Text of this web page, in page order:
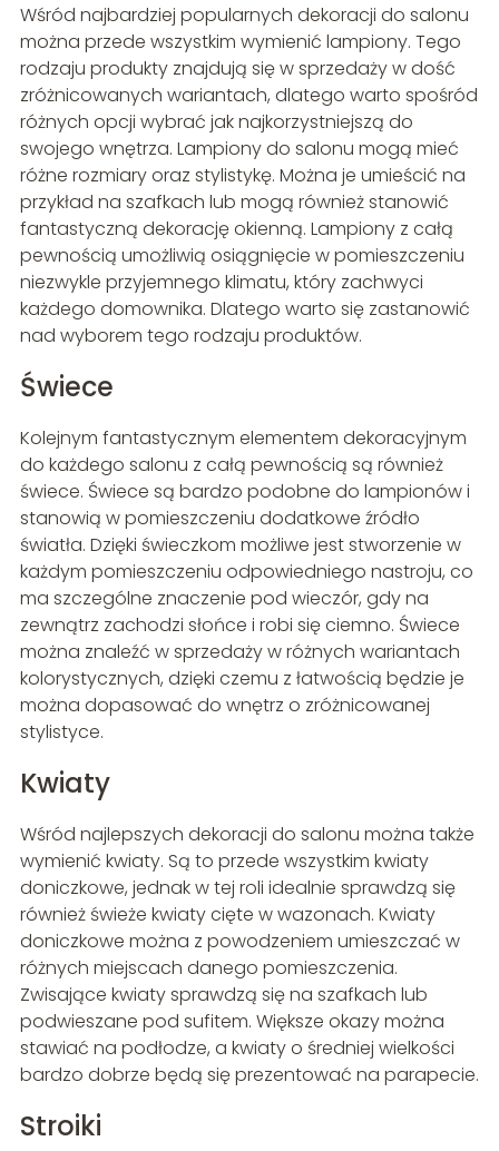
Wśród najbardziej popularnych dekoracji do salonu
można przede wszystkim wymienić lampiony. Tego
rodzaju produkty znajdują się w sprzedaży w dość
zróżnicowanych wariantach, dlatego warto spośród
różnych opcji wybrać jak najkorzystniejszą do
swojego wnętrza. Lampiony do salonu mogą mieć
różne rozmiary oraz stylistykę. Można je umieścić na
przykład na szafkach lub mogą również stanowić
fantastyczną dekorację okienną. Lampiony z całą
pewnością umożliwią osiągnięcie w pomieszczeniu
niezwykle przyjemnego klimatu, który zachwyci
każdego domownika. Dlatego warto się zastanowić
nad wyborem tego rodzaju produktów.
Świece
Kolejnym fantastycznym elementem dekoracyjnym
do każdego salonu z całą pewnością są również
świece. Świece są bardzo podobne do lampionów i
stanowią w pomieszczeniu dodatkowe źródło
światła. Dzięki świeczkom możliwe jest stworzenie w
każdym pomieszczeniu odpowiedniego nastroju, co
ma szczególne znaczenie pod wieczór, gdy na
zewnątrz zachodzi słońce i robi się ciemno. Świece
można znaleźć w sprzedaży w różnych wariantach
kolorystycznych, dzięki czemu z łatwością będzie je
można dopasować do wnętrz o zróżnicowanej
stylistyce.
Kwiaty
Wśród najlepszych dekoracji do salonu można także
wymienić kwiaty. Są to przede wszystkim kwiaty
doniczkowe, jednak w tej roli idealnie sprawdzą się
również świeże kwiaty cięte w wazonach. Kwiaty
doniczkowe można z powodzeniem umieszczać w
różnych miejscach danego pomieszczenia.
Zwisające kwiaty sprawdzą się na szafkach lub
podwieszane pod sufitem. Większe okazy można
stawiać na podłodze, a kwiaty o średniej wielkości
bardzo dobrze będą się prezentować na parapecie.
Stroiki